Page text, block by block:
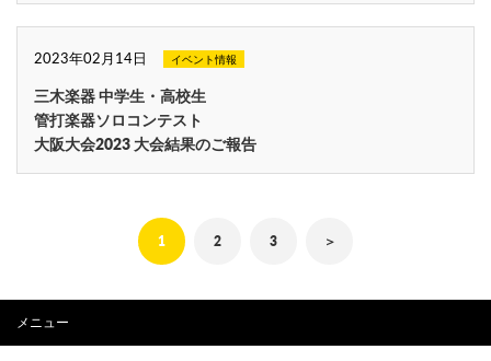
2023年02月14日 イベント情報
三木楽器 中学生・高校生
管打楽器ソロコンテスト
大阪大会2023 大会結果のご報告
1 2 3 ＞
メニュー